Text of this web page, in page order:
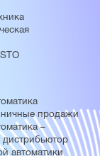
продажи
–
автоматики